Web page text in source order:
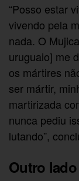
“Posso estar
vivendo pela
nada. O
uruguaio] me
os mártires
ser mártir,
martirizada
nunca pediu
lutando”,
Outro lado